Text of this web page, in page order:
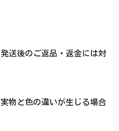
後のご返品・返金には対
と色の違いが生じる場合